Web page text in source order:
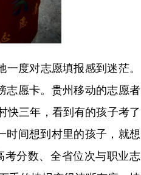
度对志愿填报感到迷茫。
志愿卡。贵州移动的志愿者
快三年，看到有的孩子考了
间想到村里的孩子，就想
考分数、全省位次与职业志